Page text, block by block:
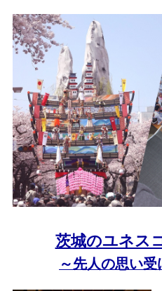
茨城のユネス
～先人の思い